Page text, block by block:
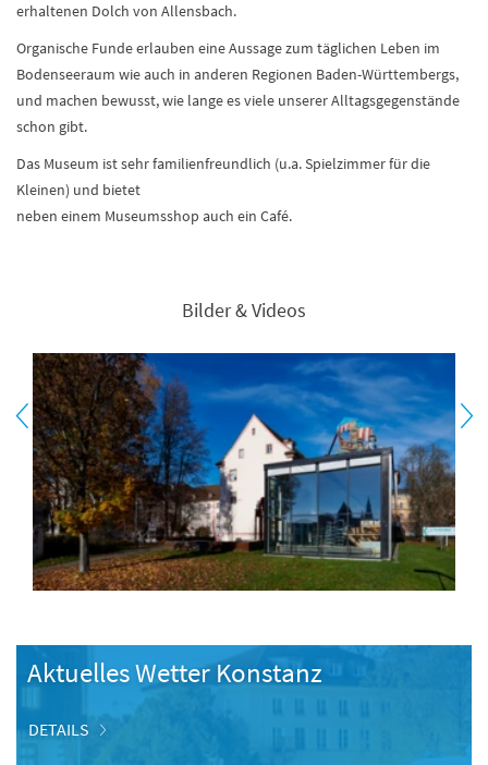
erhaltenen Dolch von Allensbach.
Organische Funde erlauben eine Aussage zum täglichen Leben im
Bodenseeraum wie auch in anderen Regionen Baden-Württembergs,
und machen bewusst, wie lange es viele unserer Alltagsgegenstände
schon gibt.
Das Museum ist sehr familienfreundlich (u.a. Spielzimmer für die
Kleinen) und bietet
neben einem Museumsshop auch ein Café.
Bilder & Videos
Aktuelles Wetter Konstanz
DETAILS